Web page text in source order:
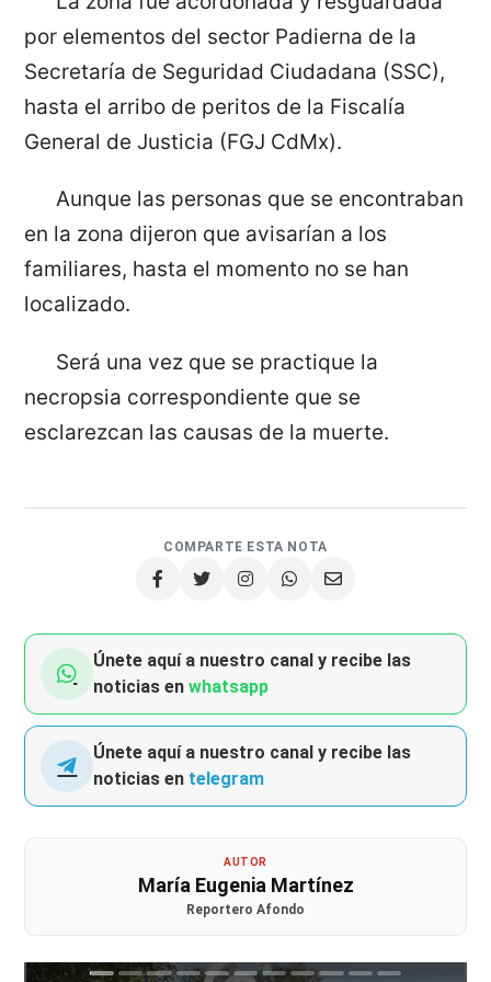
por elementos del sector Padierna de la
Secretaría de Seguridad Ciudadana (SSC),
hasta el arribo de peritos de la Fiscalía
General de Justicia (FGJ CdMx).
Aunque las personas que se encontraban
en la zona dijeron que avisarían a los
familiares, hasta el momento no se han
localizado.
Será una vez que se practique la
necropsia correspondiente que se
esclarezcan las causas de la muerte.
COMPARTE ESTA NOTA
Únete aquí a nuestro canal y recibe las
noticias enwhatsapp
Únete aquí a nuestro canal y recibe las
noticias en telegram
AUTOR
María Eugenia Martínez
Reportero Afondo